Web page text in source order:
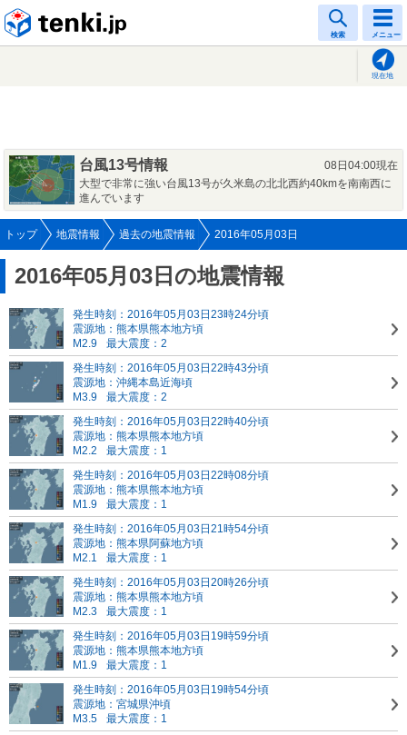
検索 メニュー
現在地
台風13号情報
08日04:00現在
大型で非常に強い台風13号が久米島の北北西約40kmを南南西に
進んでいます
トップ 地震情報 過去の地震情報 2016年05月03日
2016年05月03日の地震情報
発生時刻：2016年05月03日23時24分頃
震源地：熊本県熊本地方頃
M2.9
最大震度：2
発生時刻：2016年05月03日22時43分頃
震源地：沖縄本島近海頃
M3.9
最大震度：2
発生時刻：2016年05月03日22時40分頃
震源地：熊本県熊本地方頃
M2.2
最大震度：1
発生時刻：2016年05月03日22時08分頃
震源地：熊本県熊本地方頃
M1.9
最大震度：1
発生時刻：2016年05月03日21時54分頃
震源地：熊本県阿蘇地方頃
M2.1
最大震度：1
発生時刻：2016年05月03日20時26分頃
震源地：熊本県熊本地方頃
M2.3
最大震度：1
発生時刻：2016年05月03日19時59分頃
震源地：熊本県熊本地方頃
M1.9
最大震度：1
発生時刻：2016年05月03日19時54分頃
震源地：宮城県沖頃
M3.5
最大震度：1